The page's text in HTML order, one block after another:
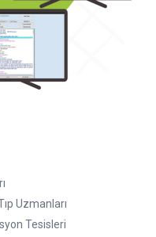
Uzmanları
Tesisleri